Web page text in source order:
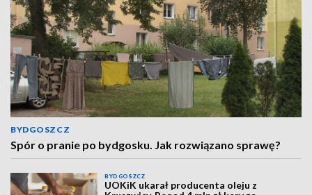
BYDGOSZCZ
Spór o pranie po bydgosku. Jak rozwiązano sprawę?
BYDGOSZCZ
UOKiK ukarał producenta oleju z